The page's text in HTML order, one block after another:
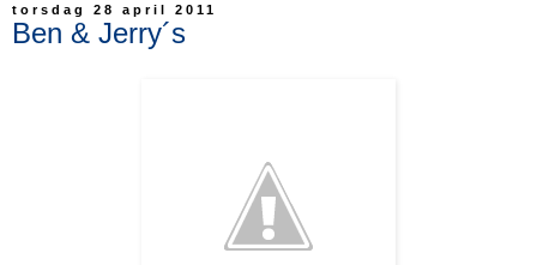
torsdag 28 april 2011
Ben & Jerry´s